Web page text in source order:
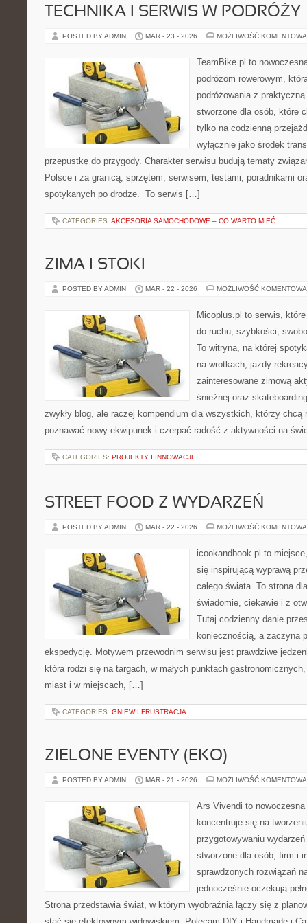
TECHNIKA I SERWIS W PODRÓŻY
POSTED BY ADMIN MAR - 23 - 2026 MOŻLIWOŚĆ
TeamBike.pl to
podróżom rowerowym,
podróżowania z
stworzone dla osób, które
tylko na codzienną
wyłącznie jako środek
przepustkę do przygody. Charakter serwisu budują tematy
Polsce i za granicą, sprzętem, serwisem, testami, poradnikami
spotykanych po drodze. To serwis […]
CATEGORIES: AKCESORIA SAMOCHODOWE – CO WARTO MIEĆ
ZIMA I STOKI
POSTED BY ADMIN MAR - 22 - 2026 MOŻLIWOŚĆ
Micoplus.pl to serwis,
do ruchu, szybkości,
To witryna, na której
na wrotkach, jazdy
zainteresowane zimową
śnieżnej oraz
zwykły blog, ale raczej kompendium dla wszystkich, którzy chcą
poznawać nowy ekwipunek i czerpać radość z aktywności na
CATEGORIES: PROJEKTY I INNOWACJE
STREET FOOD Z WYDARZEŃ
POSTED BY ADMIN MAR - 22 - 2026 MOŻLIWOŚĆ
icookandbook.pl to
się inspirującą wyprawą
całego świata. To strona
świadomie, ciekawie i z
Tutaj codzienny danie
koniecznością, a zaczyna
ekspedycję. Motywem przewodnim serwisu jest prawdziwe
która rodzi się na targach, w małych punktach
miast i w miejscach, […]
CATEGORIES: GNIEW I FRUSTRACJA
ZIELONE EVENTY (EKO)
POSTED BY ADMIN MAR - 21 - 2026 MOŻLIWOŚĆ
Ars Vivendi to
koncentruje się na
przygotowywaniu
stworzone dla osób, firm i
sprawdzonych rozwiązań
jednocześnie oczekują
Strona przedstawia świat, w którym wyobraźnia łączy się z